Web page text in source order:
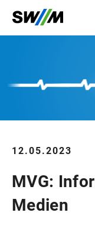
Ihr Suchbegriff
12.05.2023
MVG:
Medien